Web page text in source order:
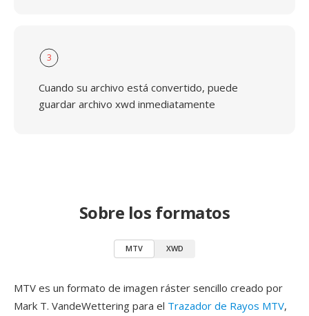
3
Cuando su archivo está convertido, puede
guardar archivo xwd inmediatamente
Sobre los formatos
MTV XWD
MTV es un formato de imagen ráster sencillo creado por
Mark T. VandeWettering para el Trazador de Rayos MTV,